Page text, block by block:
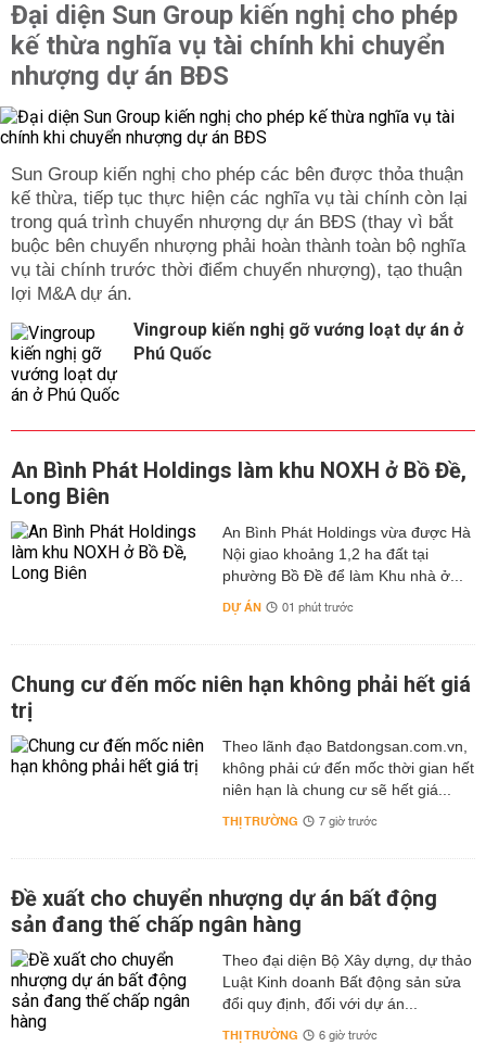
Đại diện Sun Group kiến nghị cho phép
kế thừa nghĩa vụ tài chính khi chuyển
nhượng dự án BĐS
Sun Group kiến nghị cho phép các bên được thỏa thuận
kế thừa, tiếp tục thực hiện các nghĩa vụ tài chính còn lại
trong quá trình chuyển nhượng dự án BĐS (thay vì bắt
buộc bên chuyển nhượng phải hoàn thành toàn bộ nghĩa
vụ tài chính trước thời điểm chuyển nhượng), tạo thuận
lợi M&A dự án.
Vingroup kiến nghị gỡ vướng loạt dự án ở
Phú Quốc
An Bình Phát Holdings làm khu NOXH ở Bồ Đề,
Long Biên
An Bình Phát Holdings vừa được Hà
Nội giao khoảng 1,2 ha đất tại
phường Bồ Đề để làm Khu nhà ở...
DỰ ÁN 01 phút trước
Chung cư đến mốc niên hạn không phải hết giá
trị
Theo lãnh đạo Batdongsan.com.vn,
không phải cứ đến mốc thời gian hết
niên hạn là chung cư sẽ hết giá...
THỊ TRƯỜNG 7 giờ trước
Đề xuất cho chuyển nhượng dự án bất động
sản đang thế chấp ngân hàng
Theo đại diện Bộ Xây dựng, dự thảo
Luật Kinh doanh Bất động sản sửa
đổi quy định, đối với dự án...
THỊ TRƯỜNG 6 giờ trước